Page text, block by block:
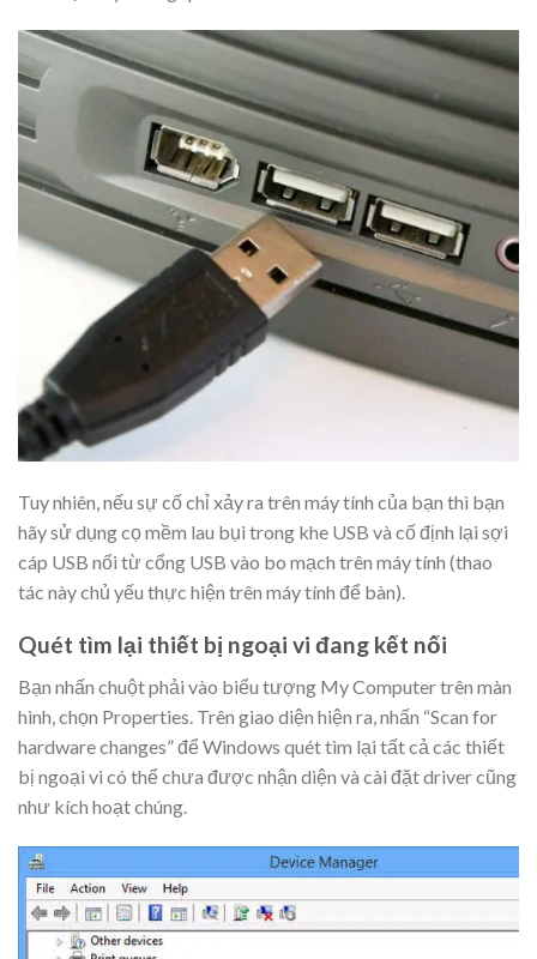
Tuy nhiên, nếu sự cố chỉ xảy ra trên máy tính của bạn thì bạn
hãy sử dụng cọ mềm lau bụi trong khe USB và cố định lại sợi
cáp USB nối từ cổng USB vào bo mạch trên máy tính (thao
tác này chủ yếu thực hiện trên máy tính để bàn).
Quét tìm lại thiết bị ngoại vi đang kết nối
Bạn nhấn chuột phải vào biểu tượng My Computer trên màn
hình, chọn Properties. Trên giao diện hiện ra, nhấn “Scan for
hardware changes” để Windows quét tìm lại tất cả các thiết
bị ngoại vi có thể chưa được nhận diện và cài đặt driver cũng
như kích hoạt chúng.